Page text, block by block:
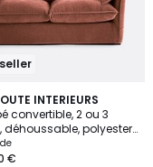
INTERIEURS
convertible, 2 ou 3
déhoussable, polyester
€